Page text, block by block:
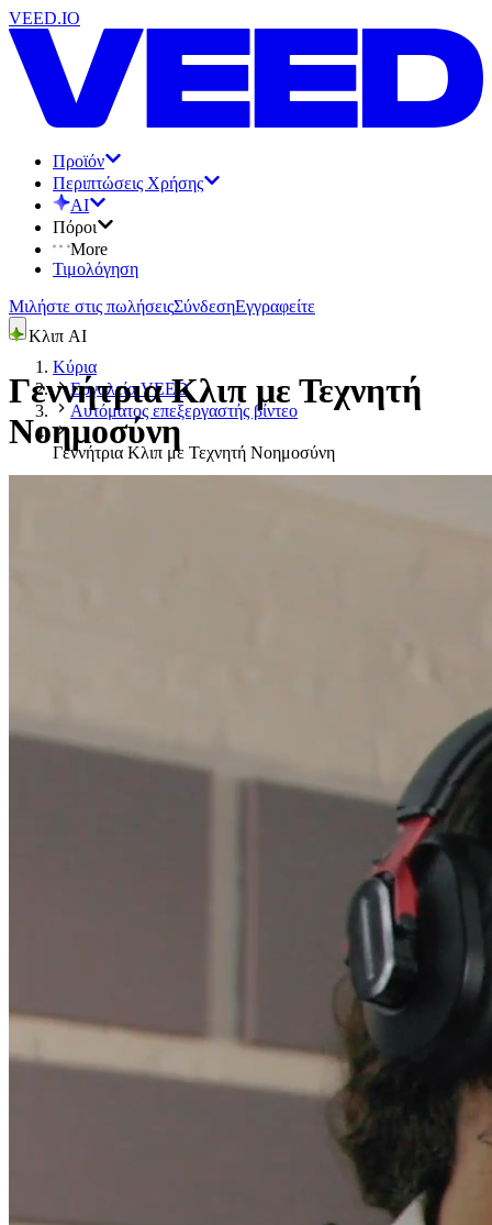
VEED.IO
Προϊόν
Περιπτώσεις Χρήσης
AI
Πόροι
More
Τιμολόγηση
Μιλήστε στις πωλήσειςΣύνδεσηΕγγραφείτε
Κύρια
Εργαλεία VEED
Αυτόματος επεξεργαστής βίντεο
Γεννήτρια Κλιπ με Τεχνητή Νοημοσύνη
Κλιπ AI
Γεννήτρια Κλιπ με Τεχνητή
Νοημοσύνη